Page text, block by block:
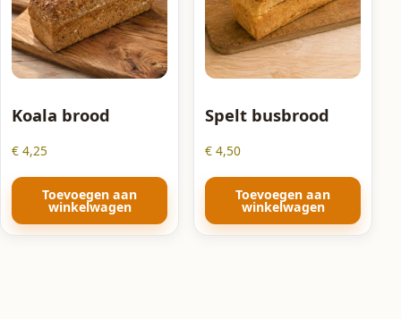
Koala brood
€ 4,25
Toevoegen aan
winkelwagen
Spelt busbrood
€ 4,50
Toevoegen aan
winkelwagen